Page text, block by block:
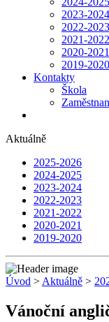
2023-2024
2022-2023
2021-2022
2020-2021
2019-2020
Kontakty
Škola
Aktuálně
2025-2026
2024-2025
2023-2024
2022-2023
2021-2022
2020-2021
2019-2020
Úvod > Aktuálně >
Vánoční